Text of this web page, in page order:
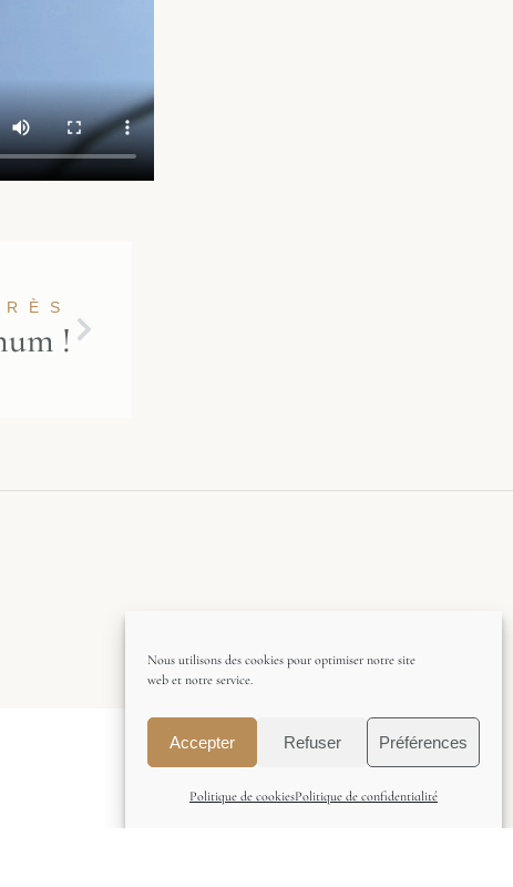
Nous utilisons des cookies pour optimiser notre site
web et notre service.
Accepter Refuser Préférences
Politique de cookiesPolitique de confidentialité
!